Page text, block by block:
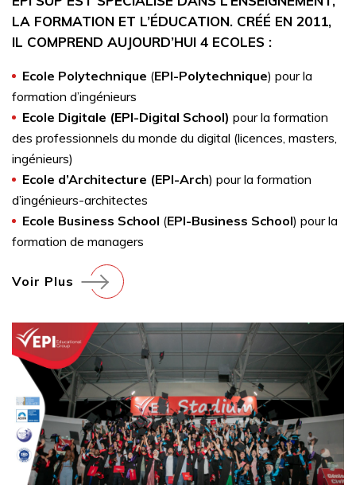
LA FORMATION ET L’ÉDUCATION. CRÉÉ EN 2011,
IL COMPREND AUJOURD’HUI 4 ECOLES :
Ecole Polytechnique (EPI-Polytechnique) pour la
formation d’ingénieurs
Ecole Digitale (EPI-Digital School) pour la formation
des professionnels du monde du digital (licences, masters,
ingénieurs)
Ecole d’Architecture (EPI-Arch) pour la formation
d’ingénieurs-architectes
Ecole Business School (EPI-Business School) pour la
formation de managers
Voir Plus